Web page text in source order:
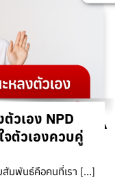
วเอง NPD
ตัวเองควบคู่
มสัมพันธ์คือคนที่เรา […]